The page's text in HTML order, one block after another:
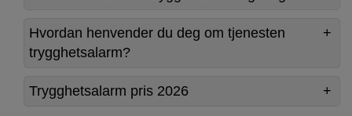
Hvordan henvender du deg om tjenesten
trygghetsalarm?
Trygghetsalarm pris 2026